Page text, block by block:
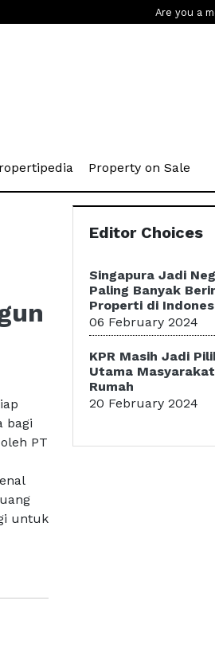
Are you a
(current)
Property on Sale
bagi
PT
untuk
Editor Choices
Singapura Jadi
Paling Banyak
Properti di
06 February 2024
KPR Masih Jadi
Utama
Rumah
20 February 2024